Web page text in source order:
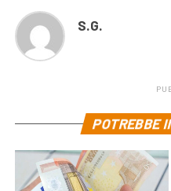
S.G.
POTREBBE